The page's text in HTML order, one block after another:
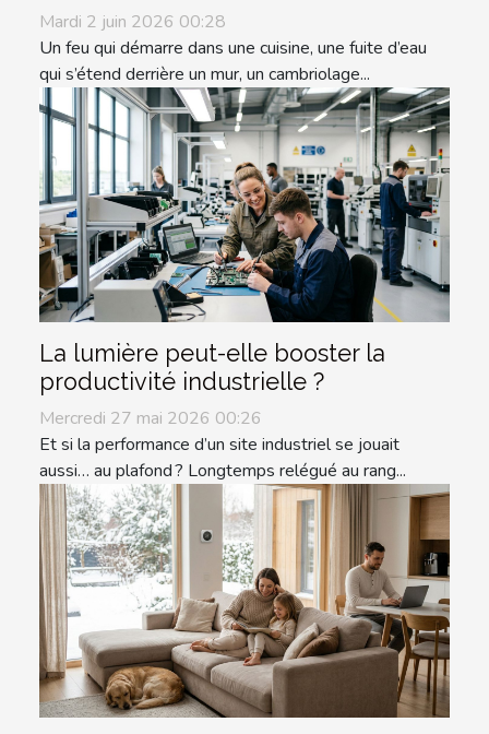
Mardi 2 juin 2026 00:28
Un feu qui démarre dans une cuisine, une fuite d’eau
qui s’étend derrière un mur, un cambriolage...
La lumière peut-elle booster la
productivité industrielle ?
Mercredi 27 mai 2026 00:26
Et si la performance d’un site industriel se jouait
aussi… au plafond ? Longtemps relégué au rang...